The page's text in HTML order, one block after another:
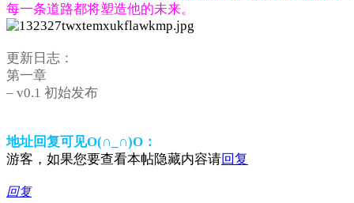
每一条道路都将塑造他的未来。
更新日志：
第一章
– v0.1 初始发布
地址回复可见O(∩_∩)O：
游客，如果您要查看本帖隐藏内容请回复
回复